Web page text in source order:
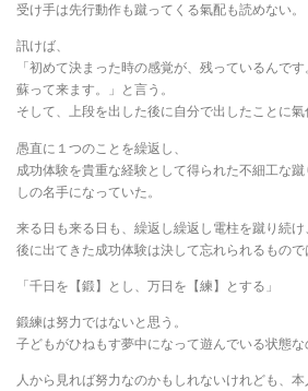
受け手は先行動作も蹴ってくる氣配も読めない。
訊けば、
「初めて決まった時の感覚が、残っているんで
蘇って来ます。」と言う。
そして、上段を出した後に自分で出したことに氣
愚直に１つのことを繰返し、
成功体験を貴重な経験として得られた不細工な
しの名手になっていた。
来る日も来る日も、繰返し繰返し電柱を蹴り続
後に出てきた成功体験は決して忘れられるもので
「千日を【鍛】とし、万日を【練】とする」
鍛練は努力ではないと思う。
子どもがひねもす夢中になって遊んでいる状態な
人から見れば努力なのかもしれないけれども、